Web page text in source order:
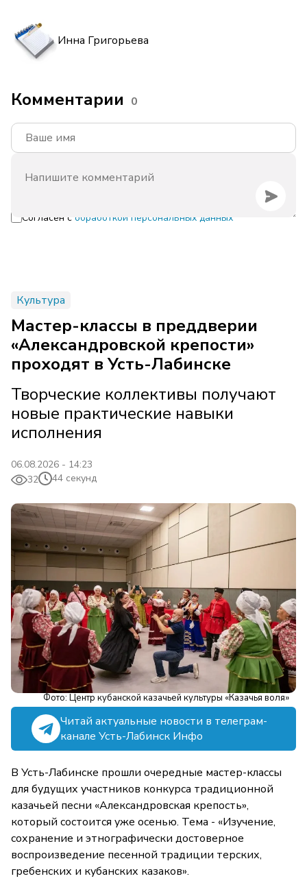
Инна Григорьева
Комментарии 0
Согласен с обработкой персональных данных
Культура
Мастер-классы в преддверии
«Александровской крепости»
проходят в Усть-Лабинске
Творческие коллективы получают
новые практические навыки
исполнения
06.08.2026 - 14:23
32
44 секунд
Фото: Центр кубанской казачьей культуры «Казачья воля»
Читай актуальные новости в телеграм-
канале Усть-Лабинск Инфо
В Усть-Лабинске прошли очередные мастер-классы
для будущих участников конкурса традиционной
казачьей песни «Александровская крепость»,
который состоится уже осенью. Тема - «Изучение,
сохранение и этнографически достоверное
воспроизведение песенной традиции терских,
гребенских и кубанских казаков».